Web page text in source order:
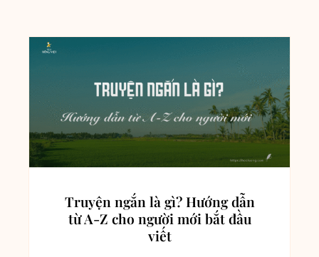
Truyện ngắn là gì? Hướng dẫn
từ A-Z cho người mới bắt đầu
viết